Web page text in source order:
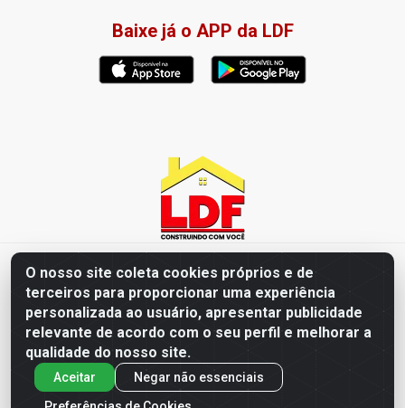
O nosso site coleta cookies próprios e de
terceiros para proporcionar uma experiência
personalizada ao usuário, apresentar publicidade
relevante de acordo com o seu perfil e melhorar a
qualidade do nosso site.
Aceitar
Negar não essenciais
Baixe já o APP da LDF
LDF Home Center - R. Hortência Helena Amorim Brito, 1343 -
Jardim América, Cabedelo - PB / CEP 58102-660 - CNPJ
57.477.123/0001-35